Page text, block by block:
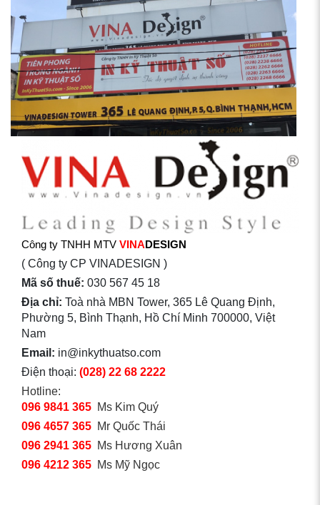
Công ty TNHH MTV VINADESIGN
( Công ty CP VINADESIGN )
Mã số thuế: 030 567 45 18
Địa chỉ: Toà nhà MBN Tower, 365 Lê Quang Định,
Phường 5, Bình Thạnh, Hồ Chí Minh 700000, Việt
Nam
Email: in@inkythuatso.com
Điện thoại: (028) 22 68 2222
Hotline:
096 9841 365 Ms Kim Quý
096 4657 365 Mr Quốc Thái
096 2941 365 Ms Hương Xuân
096 4212 365 Ms Mỹ Ngọc